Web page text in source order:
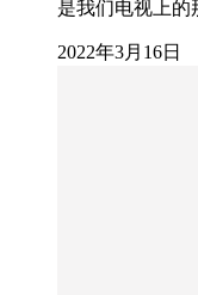
是我们电视上
2022年3月16日